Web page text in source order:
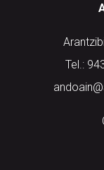
Tel.: